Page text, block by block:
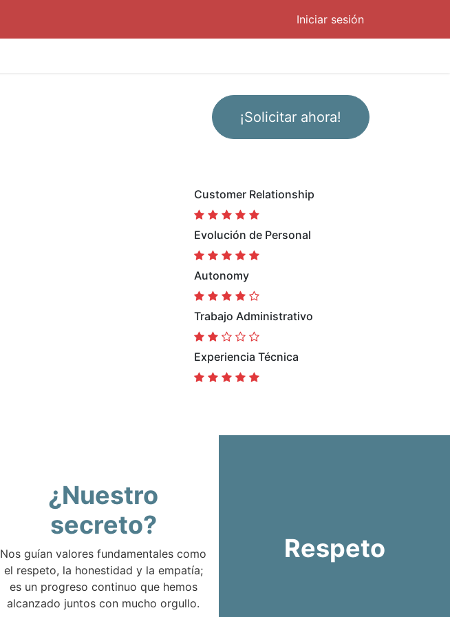
Iniciar sesión
¡Solicitar ahora!
Customer Relationship
Evolución de Personal
Autonomy
Trabajo Administrativo
Experiencia Técnica
¿Nuestro
secreto?
Nos guían valores fundamentales como
el respeto, la honestidad y la empatía;
es un progreso continuo que hemos
alcanzado juntos con mucho orgullo.
Respeto